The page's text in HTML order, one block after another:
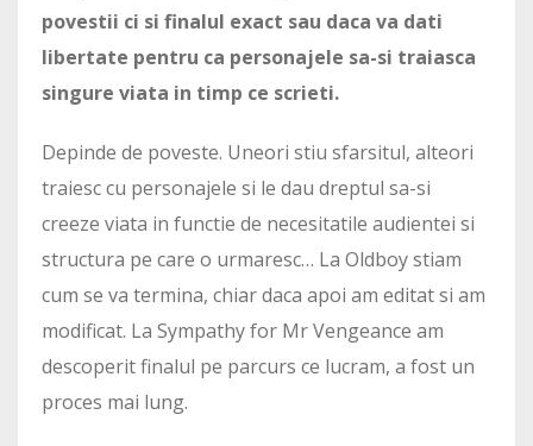
povestii ci si finalul exact sau daca va dati
libertate pentru ca personajele sa-si traiasca
singure viata in timp ce scrieti.
Depinde de poveste. Uneori stiu sfarsitul, alteori
traiesc cu personajele si le dau dreptul sa-si
creeze viata in functie de necesitatile audientei si
structura pe care o urmaresc… La Oldboy stiam
cum se va termina, chiar daca apoi am editat si am
modificat. La Sympathy for Mr Vengeance am
descoperit finalul pe parcurs ce lucram, a fost un
proces mai lung.